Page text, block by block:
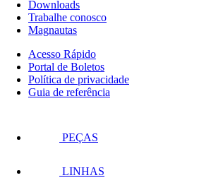
Downloads
Trabalhe conosco
Magnautas
Acesso Rápido
Portal de Boletos
Política de privacidade
Guia de referência
PEÇAS
LINHAS